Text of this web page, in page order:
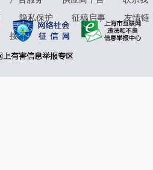
隐私保护 征稿启事
友情链
接